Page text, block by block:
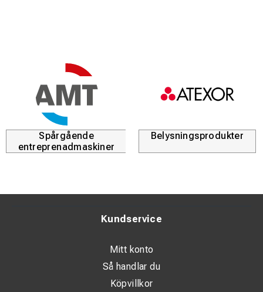
Flexibel, vinklingsbar upp till 15° per meter.
Installatörernas förstahandsval sedan 2001.
Effektiv, hållbar och enkel att installera – perfekt för
utmanande förhållanden.
Spårgående
entreprenadmaskiner
Belysningsprodukter
Kundservice
Mitt konto
Så handlar du
Köpvillkor